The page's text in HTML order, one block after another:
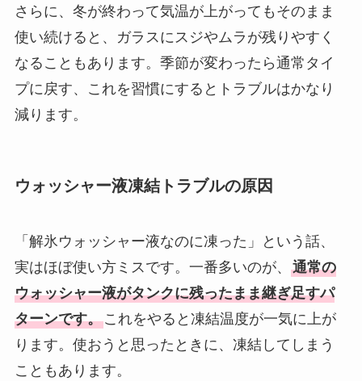
さらに、冬が終わって気温が上がってもそのまま
使い続けると、ガラスにスジやムラが残りやすく
なることもあります。季節が変わったら通常タイ
プに戻す、これを習慣にするとトラブルはかなり
減ります。
ウォッシャー液凍結トラブルの原因
「解氷ウォッシャー液なのに凍った」という話、
実はほぼ使い方ミスです。一番多いのが、 通常の
ウォッシャー液がタンクに残ったまま継ぎ足すパ
ターンです。これをやると凍結温度が一気に上が
ります。使おうと思ったときに、凍結してしまう
こともあります。